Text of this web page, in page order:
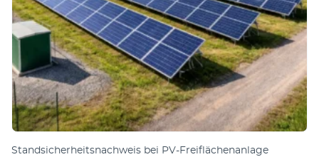
Standsicherheitsnachweis bei PV-Freiflächenanlage